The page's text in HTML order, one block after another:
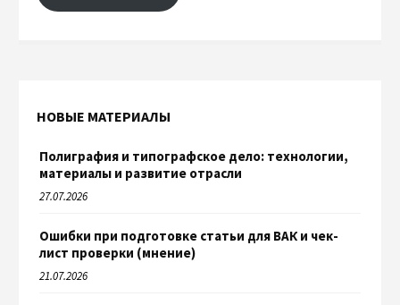
НОВЫЕ МАТЕРИАЛЫ
Полиграфия и типографское дело: технологии,
материалы и развитие отрасли
27.07.2026
Ошибки при подготовке статьи для ВАК и чек-
лист проверки (мнение)
21.07.2026